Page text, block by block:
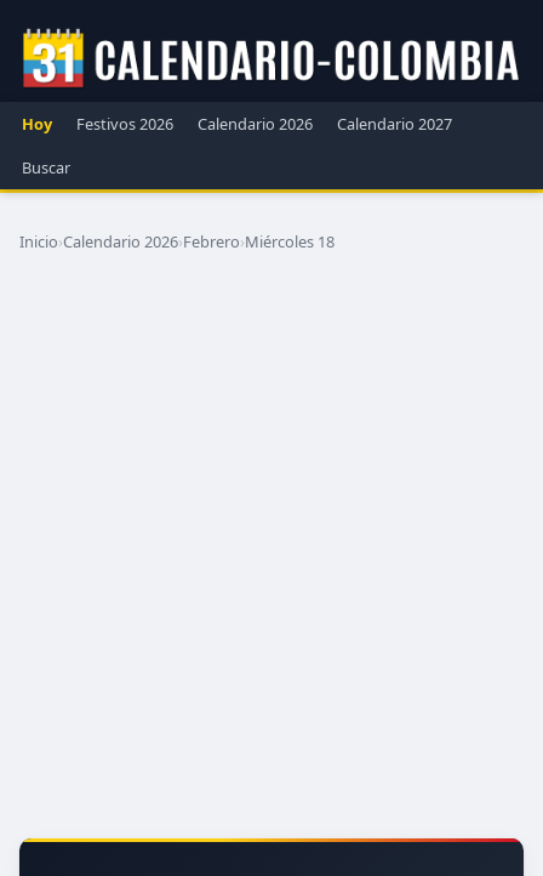
Hoy Festivos 2026 Calendario 2026
Calendario 2027
Buscar
Inicio›Calendario 2026›Febrero›Miércoles 18